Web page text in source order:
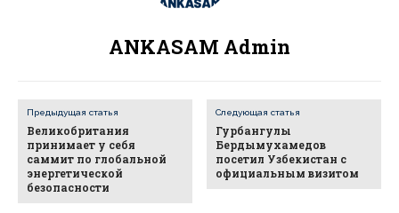
ANKASAM Admin
Предыдущая статья
Великобритания
принимает у себя
саммит по глобальной
энергетической
безопасности
Следующая статья
Гурбангулы
Бердымухамедов
посетил Узбекистан с
официальным визитом